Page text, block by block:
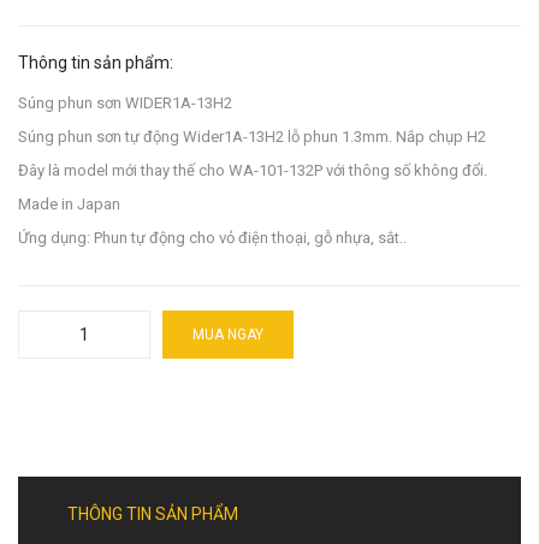
Thông tin sản phẩm:
Súng phun sơn WIDER1A-13H2
Súng phun sơn tự động Wider1A-13H2 lỗ phun 1.3mm. Nắp chụp H2
Đây là model mới thay thế cho WA-101-132P với thông số không đổi.
Made in Japan
Ứng dụng: Phun tự động cho vỏ điện thoại, gỗ nhựa, sắt..
MUA NGAY
THÔNG TIN SẢN PHẨM